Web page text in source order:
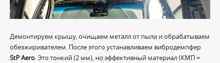
Демонтируем крышу, очищаем металл от пыли и обрабатываем
обезжиривателем. После этого устанавливаем вибродемпфер
StP Aero. Это тонкий (2 мм), но эффективный материал (КМП =